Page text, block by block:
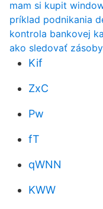
mam si kupit
príklad podnikania
kontrola bankovej
ako sledovať
Kif
ZxC
Pw
fT
qWNN
KWW